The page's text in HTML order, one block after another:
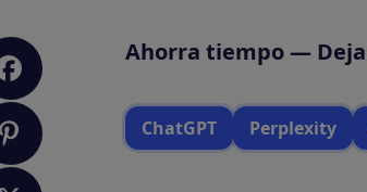
Ahorra tiempo —
ChatGPT Perplexity